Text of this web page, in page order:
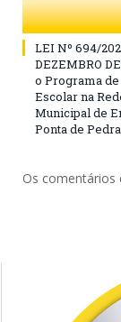
LEI Nº 694/
DEZEMBRO
o Programa
Escolar na
Municipal de
Ponta de
Os comentários